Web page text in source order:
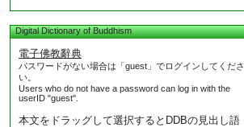
Digital Dictionary of Buddhism
電子佛教辭典
パスワードがない場合は「guest」でログインしてくださ
い。
Users who do not have a password can log in with the
userID "guest".
本文をドラッグして選択するとDDBの見出し語